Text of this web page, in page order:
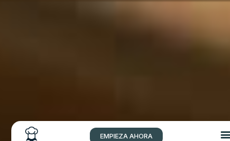
EMPIEZA AHORA